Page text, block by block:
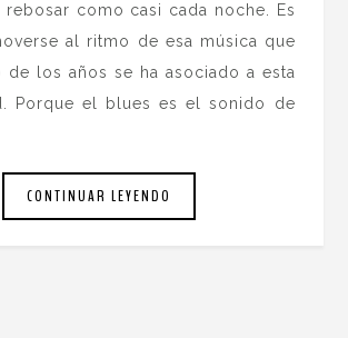
como casi cada noche. Es
al ritmo de esa música que
de los años se ha asociado a esta
Porque el blues es el sonido de
CONTINUAR LEYENDO